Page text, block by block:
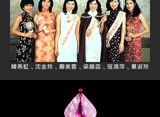
韓燕虹﹑沈金玲﹑鄺美雲﹑梁韻蕊﹑寇鴻萍﹑夏淑玲